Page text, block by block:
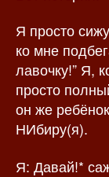
Я просто
ко мне
лавочку!” Я,
просто
он же
НИбиру(я).
Я: Давай!*